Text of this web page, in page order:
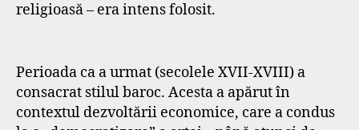
religioasă – era intens folosit.
Perioada ca a urmat (secolele XVII-XVIII) a
consacrat stilul baroc. Acesta a apărut în
contextul dezvoltării economice, care a condus